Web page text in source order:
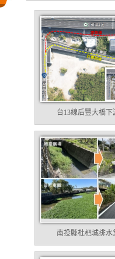
台13線后豐大橋下
南投縣枇杷城排水